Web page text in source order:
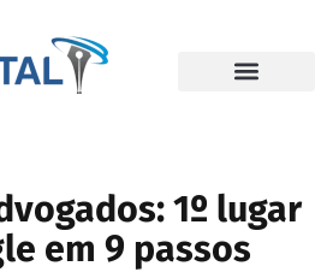
1º lugar
em 9 passos